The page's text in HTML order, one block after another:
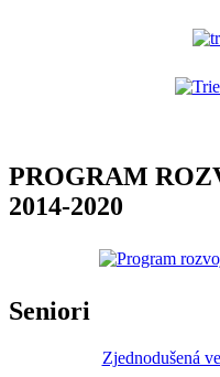
PROGRAM
2014-2020
Seniori
Zjednodušená